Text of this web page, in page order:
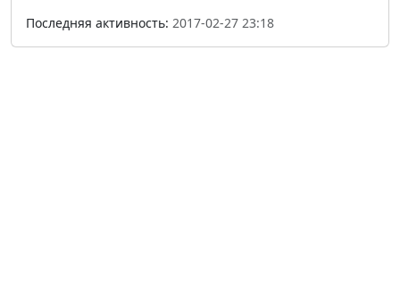
Последняя активность: 2017-02-27 23:18